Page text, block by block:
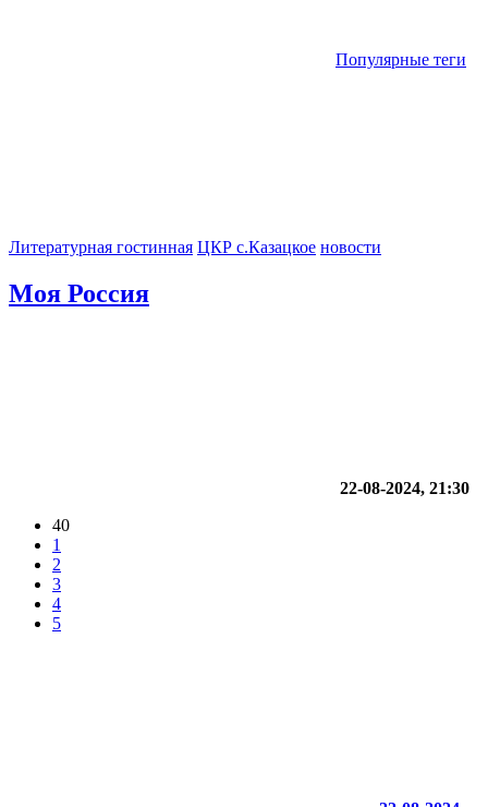
Популярные теги
Литературная гостинная ЦКР с.Казацкое новости
Моя Россия
22-08-2024, 21:30
40
1
2
3
4
5